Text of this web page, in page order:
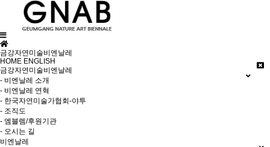
금강자연미술비엔날레
HOME ENGLISH
금강자연미술비엔날레
- 비엔날레 소개
- 비엔날레 연혁
- 한국자연미술가협회-야투
- 조직도
- 엠블렘/후원기관
- 오시는 길
비엔날레